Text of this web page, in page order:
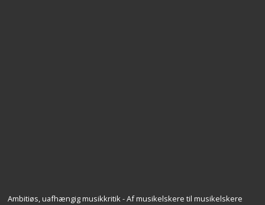
Ambitiøs, uafhængig musikkritik - Af musikelskere til musikelskere